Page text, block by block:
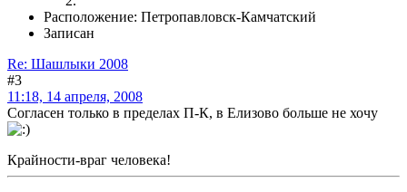
Расположение: Петропавловск-Камчатский
Записан
Re: Шашлыки 2008
#3
11:18, 14 апреля, 2008
Согласен только в пределах П-К, в Елизово больше не хочу
Крайности-враг человека!